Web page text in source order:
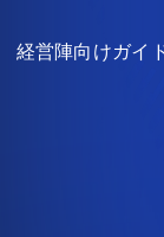
経営陣向けガイ